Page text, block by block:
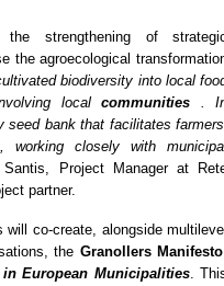
the strengthening of
the agroecological
biodiversity into local
local communities .
bank that facilitates
working closely with
Project Manager at
partner.
co-create, alongside
the
European Municipalities.